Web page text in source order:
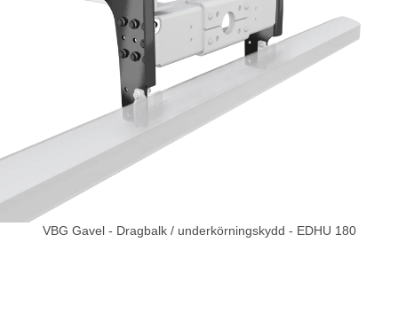
VBG Gavel - Dragbalk / underkörningskydd - EDHU 180